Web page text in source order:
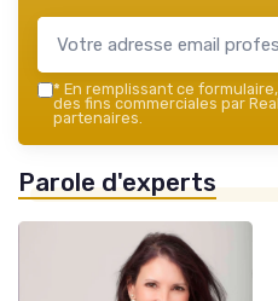
* En remplissant ce
des fins commerciales par
partenaires.
Parole d'experts